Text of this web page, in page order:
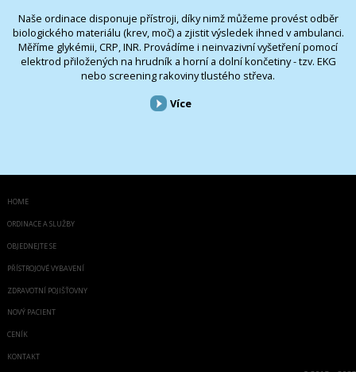
Naše ordinace disponuje přístroji, díky nimž můžeme provést odběr
biologického materiálu (krev, moč) a zjistit výsledek ihned v ambulanci.
Měříme glykémii, CRP, INR. Provádíme i neinvazivní vyšetření pomocí
elektrod přiložených na hrudník a horní a dolní končetiny - tzv. EKG
nebo screening rakoviny tlustého střeva.
Více
HOME
ORDINACE A SLUŽBY
OBJEDNEJTE SE
PŘÍSTROJOVÉ VYBAVENÍ
ZDRAVOTNÍ POJIŠŤOVNY
NOVÝ PACIENT
CENÍK
KONTAKT